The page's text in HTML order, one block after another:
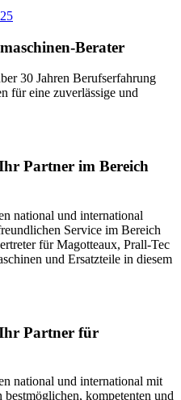
Berater
30 Jahren Berufserfahrung
für eine zuverlässige und
Partner im Bereich
national und international
Service im Bereich
für Magotteaux, Prall-Tec
und Ersatzteile in diesem
Partner für
national und international mit
kompetenten und